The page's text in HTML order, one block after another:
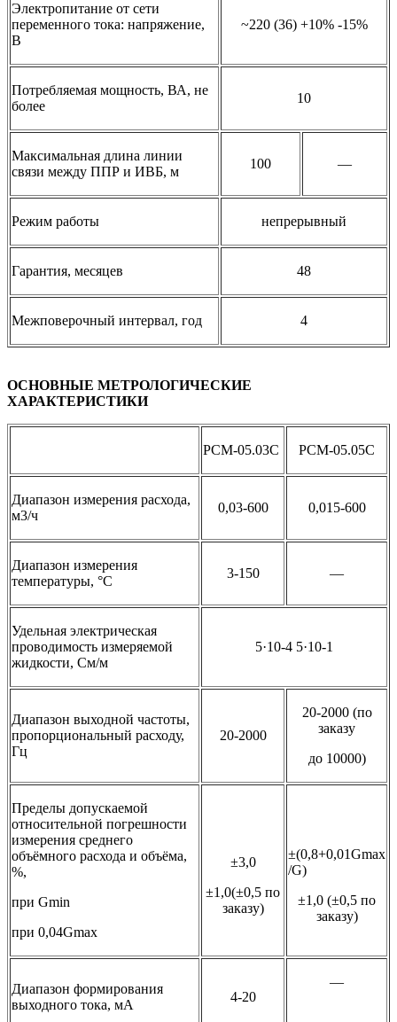
Электропитание от сети
переменного тока: напряжение,
В
~220 (36) +10% -15%
Потребляемая мощность, ВА, не
более
10
Максимальная длина линии
связи между ППР и ИВБ, м
100 —
Режим работы непрерывный
Гарантия, месяцев 48
Межповерочный интервал, год 4
ОСНОВНЫЕ МЕТРОЛОГИЧЕСКИЕ
ХАРАКТЕРИСТИКИ
РСМ-05.03С РСМ-05.05С
Диапазон измерения расхода,
м3/ч
0,03-600 0,015-600
Диапазон измерения
температуры, °С
3-150 —
Удельная электрическая
проводимость измеряемой
жидкости, См/м
5·10-4 5·10-1
Диапазон выходной частоты,
пропорциональный расходу,
Гц
20-2000
20-2000 (по
заказу
до 10000)
Пределы допускаемой
относительной погрешности
измерения среднего
объёмного расхода и объёма,
%,
при Gmin
при 0,04Gmax
±3,0
±1,0(±0,5 по
заказу)
±(0,8+0,01Gmax
/G)
±1,0 (±0,5 по
заказу)
Диапазон формирования
выходного тока, мА
4-20
—